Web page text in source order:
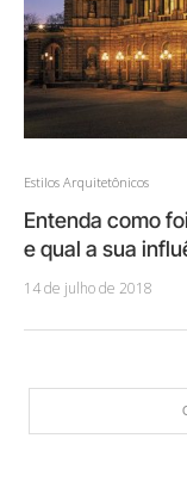
Estilos Arquitetônicos
Entenda como
e qual a sua
14 de julho de 2018